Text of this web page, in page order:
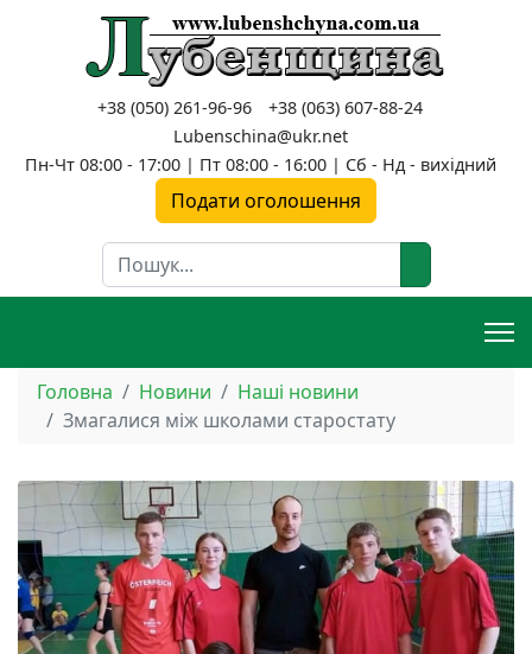
+38 (050) 261-96-96
+38 (063) 607-88-24
Lubenschina@ukr.net
Пн-Чт 08:00 - 17:00 | Пт 08:00 - 16:00 | Сб - Нд - вихідний
Подати оголошення
Пошук
Головна Новини
Наші новини
Змагалися між школами старостату